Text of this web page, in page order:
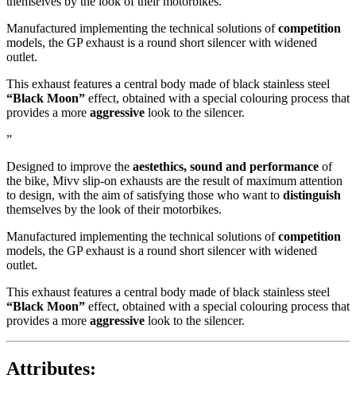
Manufactured implementing the technical solutions ofcompetition
models, the GP exhaust is a round short silencer with widened
outlet.
This exhaust features a central body made of black stainless steel
“Black Moon” effect, obtained with a special colouring process that
provides a more aggressive look to the silencer.
”
Designed to improve the aestethics, sound and performance of
the bike, Mivv slip-on exhausts are the result of maximum attention
to design, with the aim of satisfying those who want to distinguish
themselves by the look of their motorbikes.
Manufactured implementing the technical solutions ofcompetition
models, the GP exhaust is a round short silencer with widened
outlet.
This exhaust features a central body made of black stainless steel
“Black Moon” effect, obtained with a special colouring process that
provides a more aggressive look to the silencer.
Attributes: